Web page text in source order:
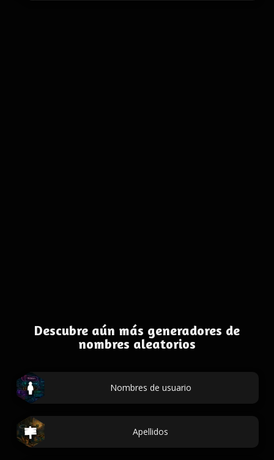
Descubre aún más generadores de
nombres aleatorios
Nombres de usuario
Apellidos